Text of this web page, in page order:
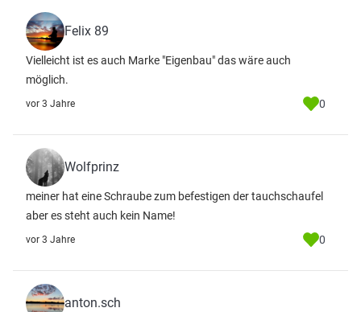
Felix 89
Vielleicht ist es auch Marke "Eigenbau" das wäre auch
möglich.
vor 3 Jahre 0
Wolfprinz
meiner hat eine Schraube zum befestigen der tauchschaufel
aber es steht auch kein Name!
vor 3 Jahre 0
anton.sch